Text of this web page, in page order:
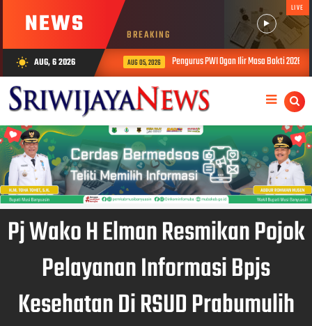
NEWS BREAKING
LIVE
wb_sunny AUG, 6 2026
Muba Bersatu AUG 05, 2026 Pengurus PWI Ogan Ilir Masa Bakti
Pj Wako H Elman Resmikan Pojok
Pelayanan Informasi Bpjs
Kesehatan Di RSUD Prabumulih